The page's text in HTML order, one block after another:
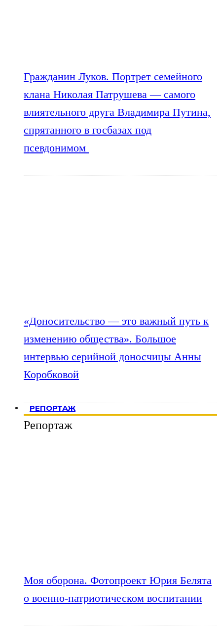
Гражданин Луков. Портрет семейного
клана Николая Патрушева — самого
влиятельного друга Владимира Путина,
спрятанного в госбазах под
псевдонимом
«Доносительство — это важный путь к
изменению общества». Большое
интервью серийной доносчицы Анны
Коробковой
РЕПОРТАЖ
Репортаж
Моя оборона. Фотопроект Юрия Белята
о военно-патриотическом воспитании